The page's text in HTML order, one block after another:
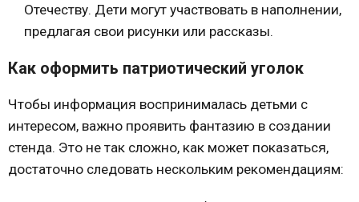
Отечеству. Дети могут участвовать в наполнении,
предлагая свои рисунки или рассказы.
Как оформить патриотический уголок
Чтобы информация воспринималась детьми с
интересом, важно проявить фантазию в создании
стенда. Это не так сложно, как может показаться,
достаточно следовать нескольким рекомендациям: